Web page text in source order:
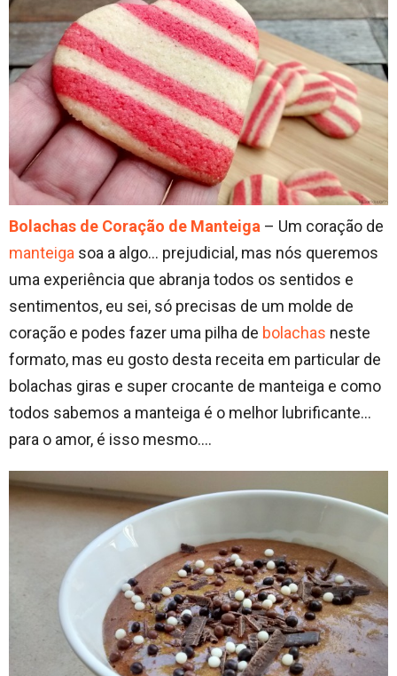
Bolachas de Coração de Manteiga – Um coração de
manteiga soa a algo… prejudicial, mas nós queremos
uma experiência que abranja todos os sentidos e
sentimentos, eu sei, só precisas de um molde de
coração e podes fazer uma pilha de bolachas neste
formato, mas eu gosto desta receita em particular de
bolachas giras e super crocante de manteiga e como
todos sabemos a manteiga é o melhor lubrificante…
para o amor, é isso mesmo….